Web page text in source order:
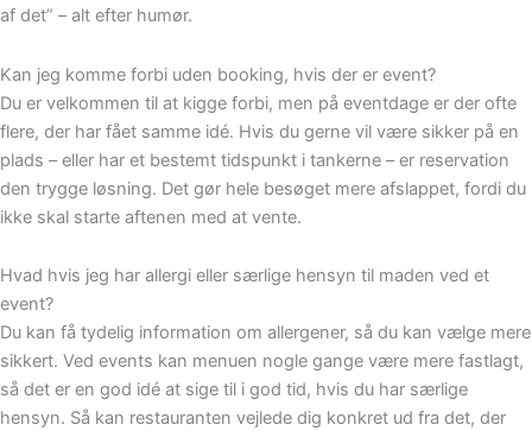
af det” – alt efter humør.
Kan jeg komme forbi uden booking, hvis der er event?
Du er velkommen til at kigge forbi, men på eventdage er der ofte
flere, der har fået samme idé. Hvis du gerne vil være sikker på en
plads – eller har et bestemt tidspunkt i tankerne – er reservation
den trygge løsning. Det gør hele besøget mere afslappet, fordi du
ikke skal starte aftenen med at vente.
Hvad hvis jeg har allergi eller særlige hensyn til maden ved et
event?
Du kan få tydelig information om allergener, så du kan vælge mere
sikkert. Ved events kan menuen nogle gange være mere fastlagt,
så det er en god idé at sige til i god tid, hvis du har særlige
hensyn. Så kan restauranten vejlede dig konkret ud fra det, der